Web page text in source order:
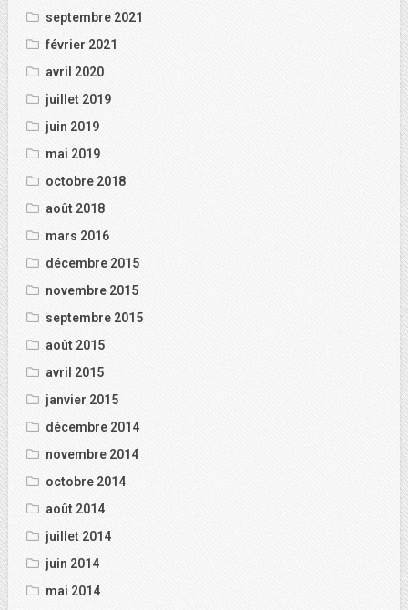
septembre 2021
février 2021
avril 2020
juillet 2019
juin 2019
mai 2019
octobre 2018
août 2018
mars 2016
décembre 2015
novembre 2015
septembre 2015
août 2015
avril 2015
janvier 2015
décembre 2014
novembre 2014
octobre 2014
août 2014
juillet 2014
juin 2014
mai 2014